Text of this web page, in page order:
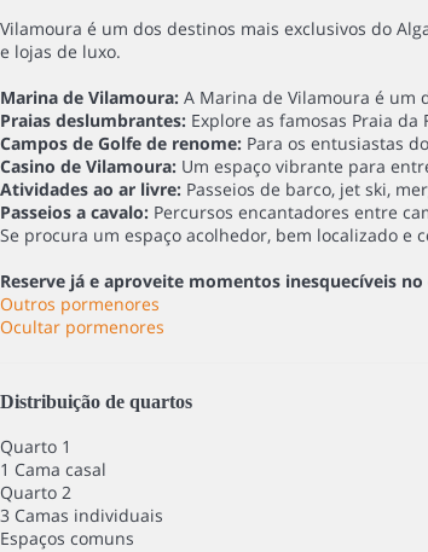
Vilamoura é um dos destinos mais exclusivos do
e lojas de luxo.
Marina de Vilamoura: A Marina de Vilamoura é um
Praias deslumbrantes: Explore as famosas Praia
Campos de Golfe de renome: Para os entusiastas
Casino de Vilamoura: Um espaço vibrante para
Atividades ao ar livre: Passeios de barco, jet ski,
Passeios a cavalo: Percursos encantadores entre
Se procura um espaço acolhedor, bem localizado e
Reserve já e aproveite momentos inesquecíveis
Outros pormenores
Ocultar pormenores
Distribuição de quartos
Quarto 1
1 Cama casal
Quarto 2
3 Camas individuais
Espaços comuns